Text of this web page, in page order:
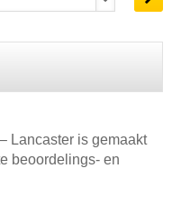
Lancaster is gemaakt
beoordelings- en